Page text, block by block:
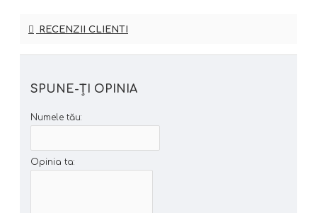
RECENZII CLIENTI
SPUNE-ŢI OPINIA
Numele tău:
Opinia ta: